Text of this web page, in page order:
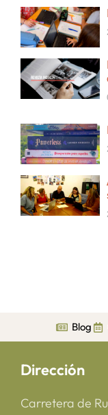
Blog
Dirección
Carretera de